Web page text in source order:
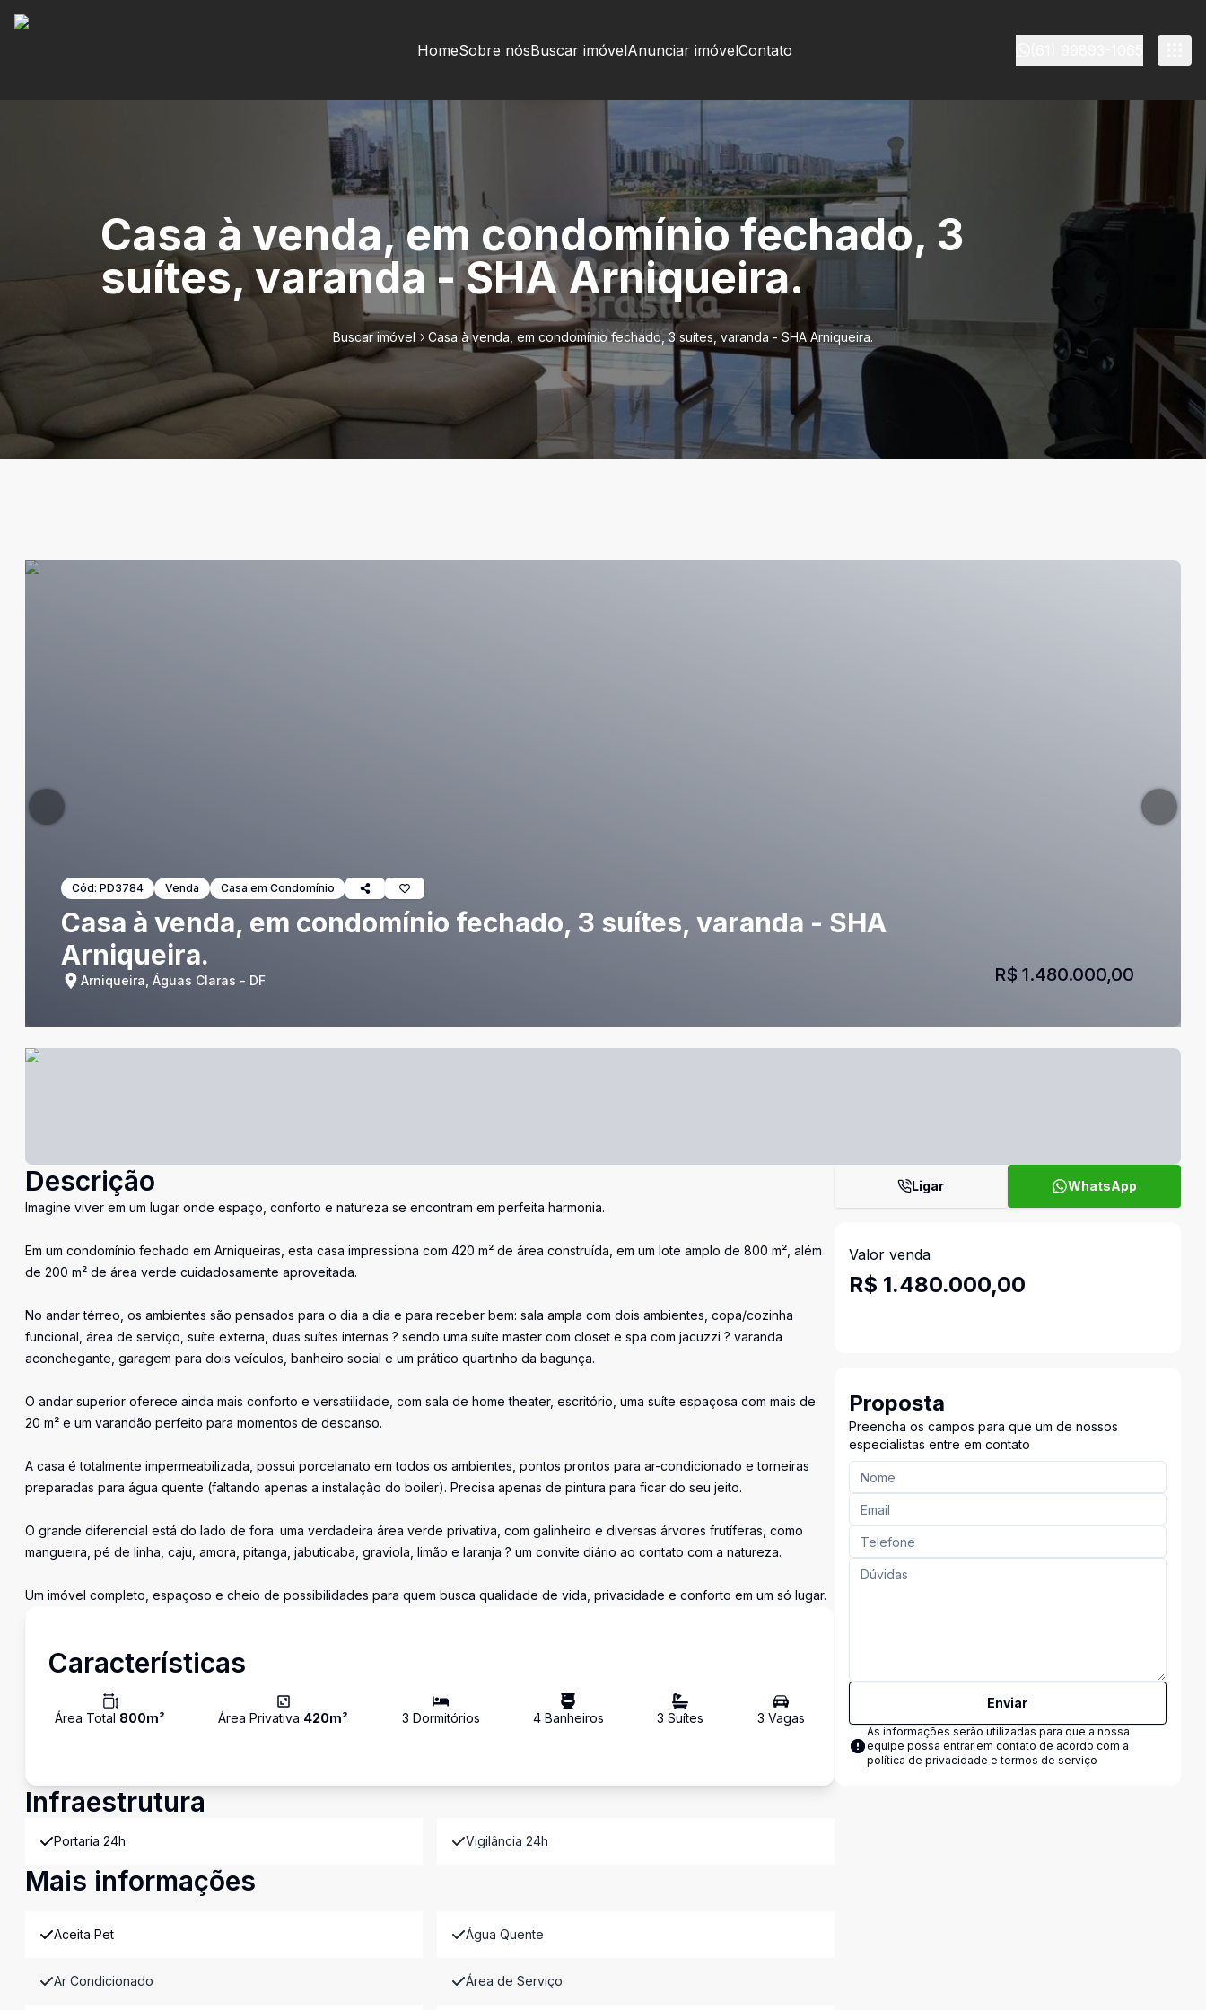
HomeSobre nósBuscar imóvelAnunciar imóvelContato
Casa à venda, em condomínio fechado, 3
suítes, varanda - SHA Arniqueira.
Buscar imóvel Casa à venda, em condomínio fechado, 3 suítes, varanda - SHA Arniqueira.
Cód: PD3784 Venda Casa em Condomínio
Casa à venda, em condomínio fechado, 3 suítes, varanda - SHA
Arniqueira.
Arniqueira, Águas Claras - DF R$ 1.480.000,00
Descrição
Imagine viver em um lugar onde espaço, conforto e natureza se encontram em perfeita harmonia.
Em um condomínio fechado em Arniqueiras, esta casa impressiona com 420 m² de área construída, em um lote amplo de 800 m², além
de 200 m² de área verde cuidadosamente aproveitada.
No andar térreo, os ambientes são pensados para o dia a dia e para receber bem: sala ampla com dois ambientes, copa/cozinha
funcional, área de serviço, suíte externa, duas suítes internas ? sendo uma suíte master com closet e spa com jacuzzi ? varanda
aconchegante, garagem para dois veículos, banheiro social e um prático quartinho da bagunça.
O andar superior oferece ainda mais conforto e versatilidade, com sala de home theater, escritório, uma suíte espaçosa com mais de
20 m² e um varandão perfeito para momentos de descanso.
A casa é totalmente impermeabilizada, possui porcelanato em todos os ambientes, pontos prontos para ar-condicionado e torneiras
preparadas para água quente (faltando apenas a instalação do boiler). Precisa apenas de pintura para ficar do seu jeito.
O grande diferencial está do lado de fora: uma verdadeira área verde privativa, com galinheiro e diversas árvores frutíferas, como
mangueira, pé de linha, caju, amora, pitanga, jabuticaba, graviola, limão e laranja ? um convite diário ao contato com a natureza.
Um imóvel completo, espaçoso e cheio de possibilidades para quem busca qualidade de vida, privacidade e conforto em um só lugar.
Características
Área Total 800m² Área Privativa 420m² 3 Dormitórios 4Banheiros 3 Suítes 3 Vagas
Infraestrutura
Portaria 24h Vigilância 24h
Mais informações
Aceita Pet Água Quente
Ar Condicionado Área de Serviço
Ligar WhatsApp
Valor venda
R$ 1.480.000,00
Proposta
Preencha os campos para que um de nossos
especialistas entre em contato
Enviar
As informações serão utilizadas para que a nossa
equipe possa entrar em contato de acordo com a
política de privacidade e termos de serviço